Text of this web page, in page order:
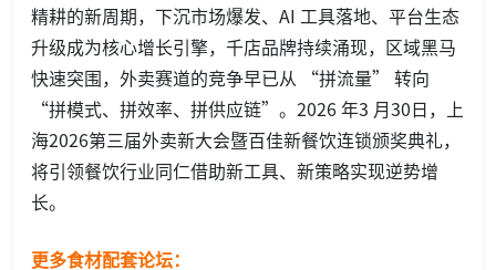
精耕的新周期，下沉市场爆发、AI 工具落地、平台生态
升级成为核心增长引擎，千店品牌持续涌现，区域黑马
快速突围，外卖赛道的竞争早已从 “拼流量” 转向
“拼模式、拼效率、拼供应链”。2026 年3 月30日，上
海2026第三届外卖新大会暨百佳新餐饮连锁颁奖典礼，
将引领餐饮行业同仁借助新工具、新策略实现逆势增
长。
更多食材配套论坛：